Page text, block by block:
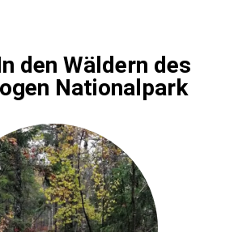
den Wäldern des
Nationalpark